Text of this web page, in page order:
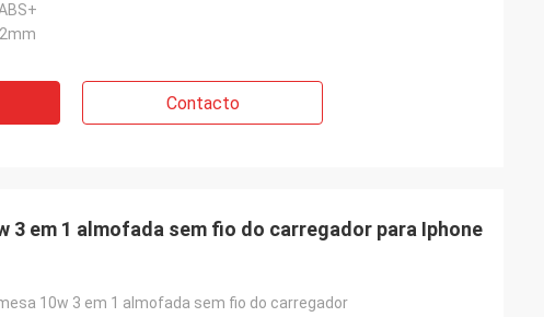
Contacto
3 em 1 almofada sem fio do carregador para Iphone
10w 3 em 1 almofada sem fio do carregador